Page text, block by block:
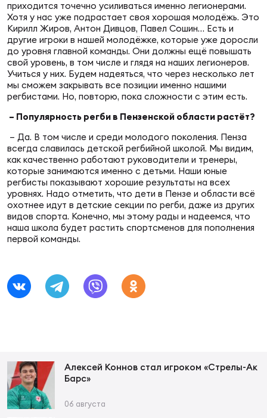
приходится точечно усиливаться именно легионерами.
Хотя у нас уже подрастает своя хорошая молодёжь. Это
Кирилл Жиров, Антон Дивцов, Павел Сошин… Есть и
другие игроки в нашей молодёжке, которые уже доросли
до уровня главной команды. Они должны ещё повышать
свой уровень, в том числе и глядя на наших легионеров.
Учиться у них. Будем надеяться, что через несколько лет
мы сможем закрывать все позиции именно нашими
регбистами. Но, повторю, пока сложности с этим есть.
– Популярность регби в Пензенской области растёт?
– Да. В том числе и среди молодого поколения. Пенза
всегда славилась детской регбийной школой. Мы видим,
как качественно работают руководители и тренеры,
которые занимаются именно с детьми. Наши юные
регбисты показывают хорошие результаты на всех
уровнях. Надо отметить, что дети в Пензе и области всё
охотнее идут в детские секции по регби, даже из других
видов спорта. Конечно, мы этому рады и надеемся, что
наша школа будет растить спортсменов для пополнения
первой команды.
Алексей Коннов стал игроком «Стрелы-Ак
Барс»
06 августа